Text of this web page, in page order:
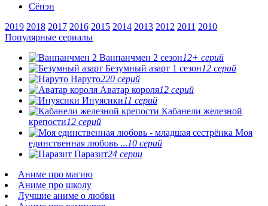
Сёнэн
2019 2018 2017 2016 2015 2014 2013 2012 2011 2010
Популярные сериалы
Ванпанчмен 2 сезон12+ серий
Безумный азарт 1 сезон12 серий
Наруто220 серий
Аватар короля12 серий
Инуясики11 серий
Кабанели железной
крепости12 серий
Моя
единственная любовь ...10 серий
Паразит24 серии
Аниме про магию
Аниме про школу
Лучшие аниме о любви